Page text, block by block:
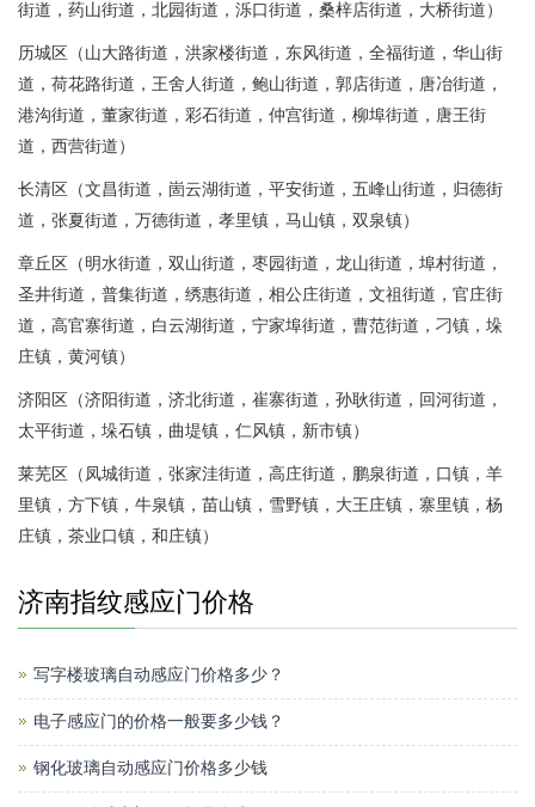
街道，药山街道，北园街道，泺口街道，桑梓店街道，大桥街道）
历城区（山大路街道，洪家楼街道，东风街道，全福街道，华山街
道，荷花路街道，王舍人街道，鲍山街道，郭店街道，唐冶街道，
港沟街道，董家街道，彩石街道，仲宫街道，柳埠街道，唐王街
道，西营街道）
长清区（文昌街道，崮云湖街道，平安街道，五峰山街道，归德街
道，张夏街道，万德街道，孝里镇，马山镇，双泉镇）
章丘区（明水街道，双山街道，枣园街道，龙山街道，埠村街道，
圣井街道，普集街道，绣惠街道，相公庄街道，文祖街道，官庄街
道，高官寨街道，白云湖街道，宁家埠街道，曹范街道，刁镇，垛
庄镇，黄河镇）
济阳区（济阳街道，济北街道，崔寨街道，孙耿街道，回河街道，
太平街道，垛石镇，曲堤镇，仁风镇，新市镇）
莱芜区（凤城街道，张家洼街道，高庄街道，鹏泉街道，口镇，羊
里镇，方下镇，牛泉镇，苗山镇，雪野镇，大王庄镇，寨里镇，杨
庄镇，茶业口镇，和庄镇）
济南指纹感应门价格
写字楼玻璃自动感应门价格多少？
电子感应门的价格一般要多少钱？
钢化玻璃自动感应门价格多少钱